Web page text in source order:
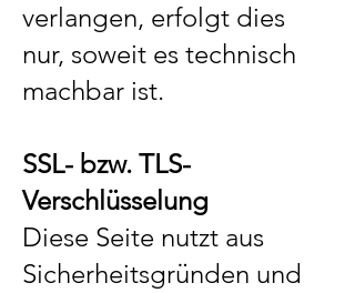
verlangen, erfolgt dies
nur, soweit es technisch
machbar ist.
SSL- bzw. TLS-
Verschlüsselung
Diese Seite nutzt aus
Sicherheitsgründen und